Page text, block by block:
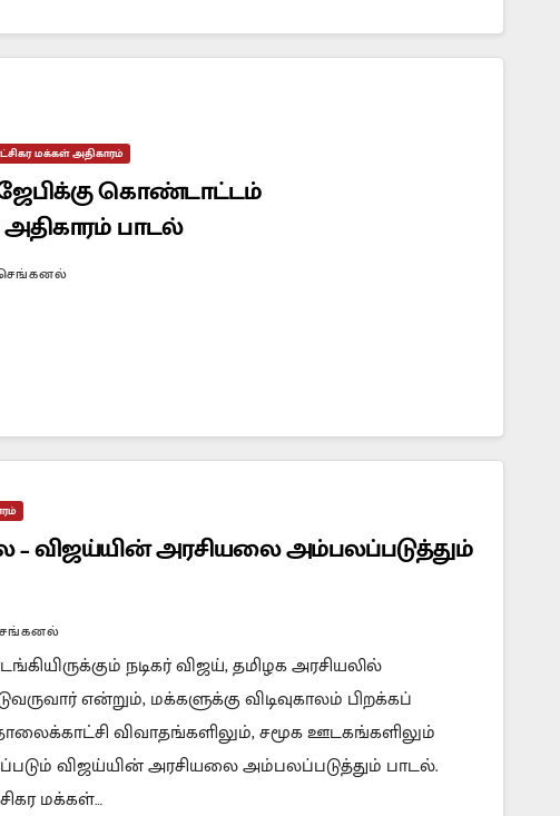
மக்கள் அதிகாரம்
கொண்டாட்டம்
அதிகாரம் பாடல்
– விஜய்யின் அரசியலை அம்பலப்படுத்தும்
நடிகர் விஜய், தமிழக அரசியலில்
என்றும், மக்களுக்கு விடிவுகாலம் பிறக்கப்
விவாதங்களிலும், சமூக ஊடகங்களிலும்
விஜய்யின் அரசியலை அம்பலப்படுத்தும் பாடல்.
மக்கள்…